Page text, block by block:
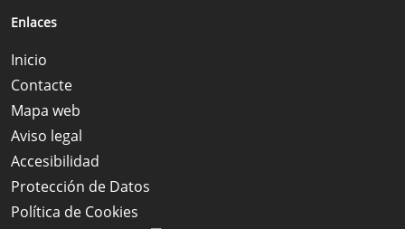
Enlaces
Inicio
Contacte
Mapa web
Aviso legal
Accesibilidad
Protección de Datos
Política de Cookies